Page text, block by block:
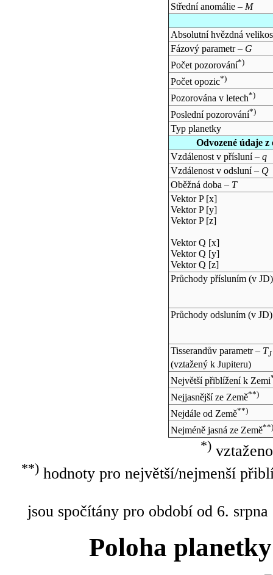
Střední anomálie – M
Absolutní hvězdná
Fázový parametr – G
Počet pozorování*)
Počet opozic*)
Pozorována v letech*)
Poslední pozorování*)
Typ planetky
Odvozené údaje
Vzdálenost v přísluní – q
Vzdálenost v odsluní – Q
Oběžná doba – T
Vektor P [x]
Vektor P [y]
Vektor P [z]
Vektor Q [x]
Vektor Q [y]
Vektor Q [z]
Průchody přísluním (v JD)
Průchody odsluním (v JD)
Tisserandův parametr – TJ
(vztažený k Jupiteru)
Největší přiblížení k Zemi
Nejjasnější ze Země**)
Nejdále od Země**)
Nejméně jasná ze Země**)
*)
**)hodnoty pro největší/nejmenší
jsou spočítány pro období od 6.
Poloha